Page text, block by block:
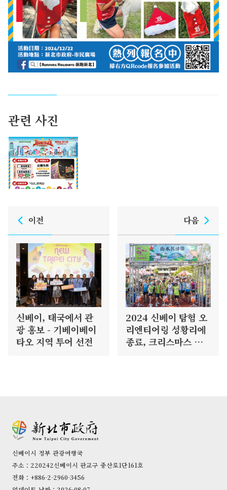
관련 사진
이전
신베이, 태국에서 관
광 홍보 - 기베이베이
타오 지역 투어 선전
다음
2024 신베이 탐험 오
리엔티어링 성황리에
종료, 크리스마스 마
신베이시 정부 관광여행국
주소：220242신베이시 판교구 중산로1단161호
전화：+886-2-2960-3456